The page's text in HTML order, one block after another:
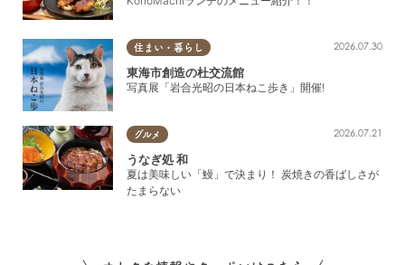
住まい・暮らし 2026.07.30
東海市創造の杜交流館
写真展「岩合光昭の日本ねこ歩き」開催!
グルメ 2026.07.21
うなぎ処 和
夏は美味しい「鰻」で決まり！ 炭焼きの香ばしさが
たまらない